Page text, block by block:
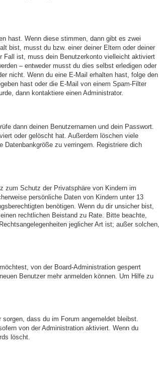
hast. Wenn diese stimmen, dann gibt es zwei
bist, musst du bzw. einer deiner Eltern oder deiner
Fall ist, muss dein Benutzerkonto vielleicht aktiviert
– entweder musst du dies selbst erledigen oder
nicht. Wenn du eine E-Mail erhalten hast, folge den
hast oder die E-Mail von einem Spam-Filter
dann kontaktiere einen Administrator.
dann deinen Benutzernamen und dein Passwort.
oder gelöscht hat. Außerdem löschen viele
Datenbankgröße zu verringern. Registriere dich
zum Schutz der Privatsphäre von Kindern im
persönliche Daten von Kindern unter 13
benötigen. Wenn du dir unsicher bist,
rechtlichen Beistand zu Rate. Bitte beachte,
jeglicher Art ist; außer solchen,
von der Board-Administration gesperrt
Benutzer mehr anmelden können. Um Hilfe zu
dass du im Forum angemeldet bleibst.
von der Administration aktiviert. Wenn du
löscht.